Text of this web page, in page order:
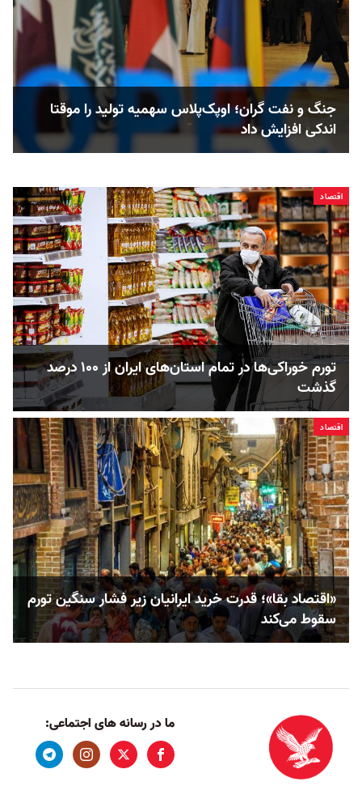
جنگ و نفت گران؛ اوپک‌پلاس سهمیه تولید را موقتا
اندکی افزایش داد
اقتصاد
تورم خوراکی‌ها در تمام استان‌های ایران از ۱۰۰ درصد
گذشت
اقتصاد
«اقتصاد بقا»؛ قدرت خرید ایرانیان زیر فشار سنگین تورم
سقوط می‌کند
ما در رسانه های اجتماعی: